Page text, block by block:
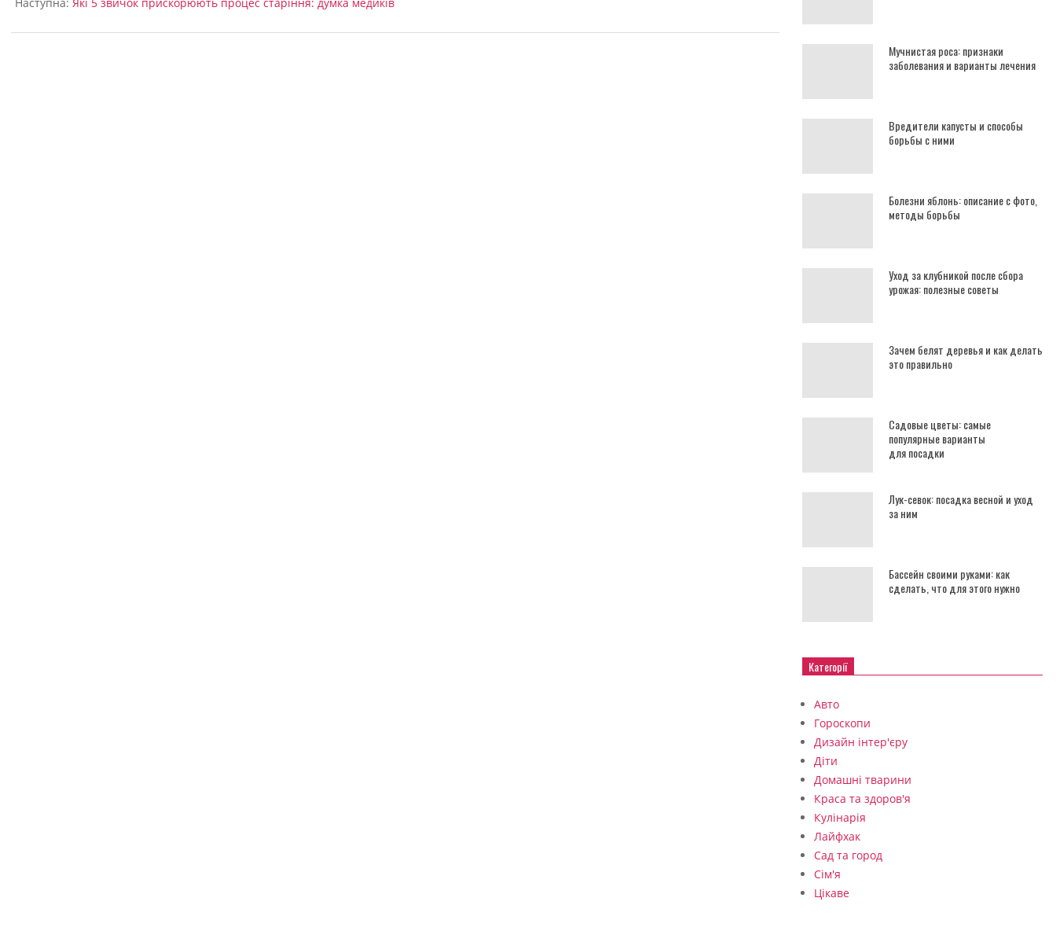
Мучнистая роса: признаки
заболевания и варианты лечения
Вредители капусты и способы
борьбы с ними
Болезни яблонь: описание с фото,
методы борьбы
Уход за клубникой после сбора
урожая: полезные советы
Зачем белят деревья и как делать
это правильно
Садовые цветы: самые
популярные варианты
для посадки
Лук-севок: посадка весной и уход
за ним
Бассейн своими руками: как
сделать, что для этого нужно
Категорії
Авто
Гороскопи
Дизайн інтер'єру
Діти
Домашні тварини
Краса та здоров'я
Кулінарія
Лайфхак
Сад та город
Сім'я
Цікаве